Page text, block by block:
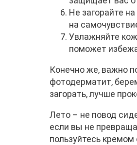
Не загорайте
на
Увлажняйте
поможет
Конечно же, важно
фотодерматит,
загорать, лучше
Лето – не повод
если вы не
пользуйтесь